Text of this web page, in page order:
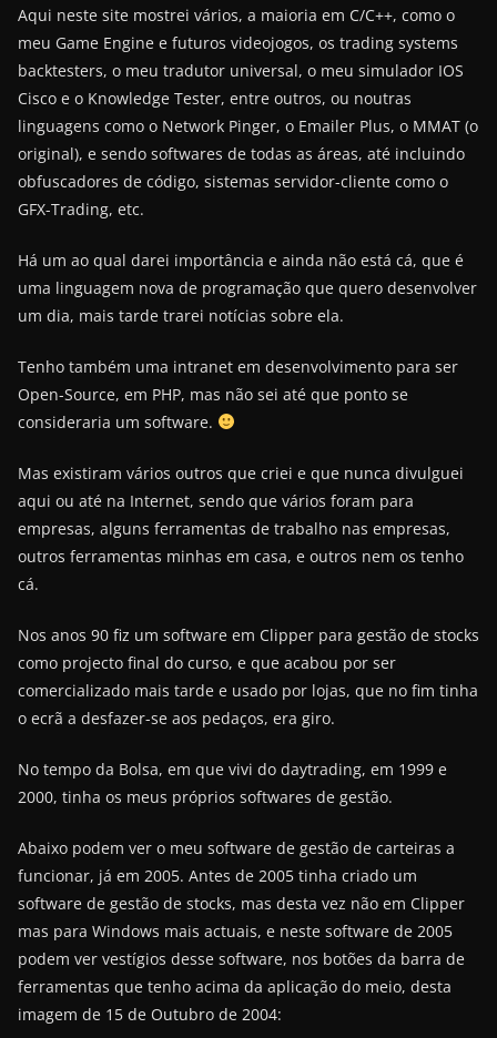
Aqui neste site mostrei vários, a maioria em C/C++, como o
meu Game Engine e futuros videojogos, os trading systems
backtesters, o meu tradutor universal, o meu simulador IOS
Cisco e o Knowledge Tester, entre outros, ou noutras
linguagens como o Network Pinger, o Emailer Plus, o MMAT (o
original), e sendo softwares de todas as áreas, até incluindo
obfuscadores de código, sistemas servidor-cliente como o
GFX-Trading, etc.
Há um ao qual darei importância e ainda não está cá, que é
uma linguagem nova de programação que quero desenvolver
um dia, mais tarde trarei notícias sobre ela.
Tenho também uma intranet em desenvolvimento para ser
Open-Source, em PHP, mas não sei até que ponto se
consideraria um software.
Mas existiram vários outros que criei e que nunca divulguei
aqui ou até na Internet, sendo que vários foram para
empresas, alguns ferramentas de trabalho nas empresas,
outros ferramentas minhas em casa, e outros nem os tenho
cá.
Nos anos 90 fiz um software em Clipper para gestão de stocks
como projecto final do curso, e que acabou por ser
comercializado mais tarde e usado por lojas, que no fim tinha
o ecrã a desfazer-se aos pedaços, era giro.
No tempo da Bolsa, em que vivi do daytrading, em 1999 e
2000, tinha os meus próprios softwares de gestão.
Abaixo podem ver o meu software de gestão de carteiras a
funcionar, já em 2005. Antes de 2005 tinha criado um
software de gestão de stocks, mas desta vez não em Clipper
mas para Windows mais actuais, e neste software de 2005
podem ver vestígios desse software, nos botões da barra de
ferramentas que tenho acima da aplicação do meio, desta
imagem de 15 de Outubro de 2004: